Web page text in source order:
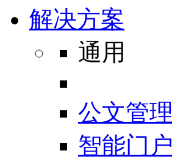
解决方案
通用
公文管理
智能门户